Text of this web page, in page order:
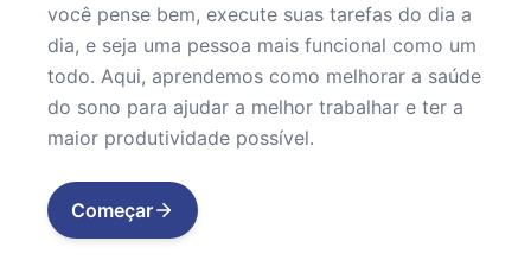
você pense bem, execute suas tarefas do dia a
dia, e seja uma pessoa mais funcional como um
todo. Aqui, aprendemos como melhorar a saúde
do sono para ajudar a melhor trabalhar e ter a
maior produtividade possível.
Começar